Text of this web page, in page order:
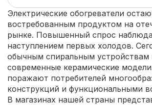
Электрические обогреватели
востребованным продуктом на
рынке. Повышенный спрос
наступлением первых холодов.
обычным спиральным
современные керамические
поражают потребителей
конструкций и функциональными
В магазинах нашей страны